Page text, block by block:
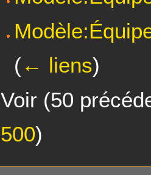
(← liens)
Voir (50
500)